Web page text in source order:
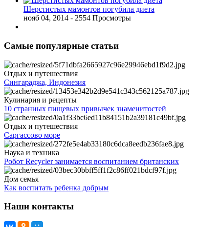
Шерстистых мамонтов погубила диета
нояб 04, 2014 - 2554 Просмотры
Самые популярные статьи
Отдых и путешествия
Сингараджа, Индонезия
Кулинария и рецепты
10 странных пищевых привычек знаменитостей
Отдых и путешествия
Саргассово море
Наука и техника
Робот Recycler занимается воспитанием британских
Дом семья
Как воспитать ребенка добрым
Наши контакты